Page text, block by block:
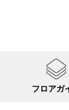
フロアガ